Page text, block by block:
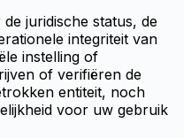
juridische status, de
integriteit van
instelling of
of verifiëren de
entiteit, noch
voor uw gebruik